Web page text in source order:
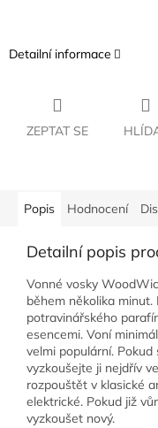
Detailní informace
ZEPTAT SE
Popis Hodnocení
Detailní popis
Vonné vosky
během několika
potravinářského
esencemi. Voní
velmi populární.
vyzkoušejte ji nejdřív
rozpouštět v klasické
elektrické. Pokud již
vyzkoušet nový.